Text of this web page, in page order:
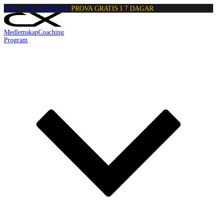
Börja träna calisthenics: PROVA GRATIS I 7 DAGAR
MedlemskapCoaching
Program